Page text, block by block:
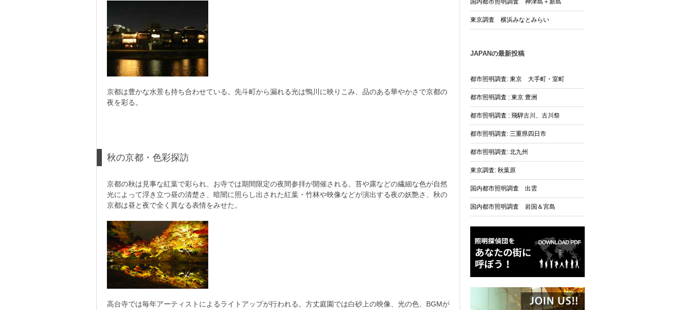
京都は豊かな水景も持ち合わせている。先斗町から漏れる光は鴨川に映りこみ、品のある華やかさで京都の
夜を彩る。
秋の京都・色彩探訪
京都の秋は見事な紅葉で彩られ、お寺では期間限定の夜間参拝が開催される。苔や露などの繊細な色が自然
光によって浮き立つ昼の清楚さ、暗闇に照らし出された紅葉・竹林や映像などが演出する夜の妖艶さ、秋の
京都は昼と夜で全く異なる表情をみせた。
高台寺では毎年アーティストによるライトアップが行われる。方丈庭園では白砂上の映像、光の色、BGMが
国内都市照明調査 神津島＋新島
東京調査 横浜みなとみらい
JAPANの最新投稿
都市照明調査: 東京 大手町・室町
都市照明調査 : 東京 豊洲
都市照明調査 : 飛騨古川、古川祭
都市照明調査: 三重県四日市
都市照明調査: 北九州
東京調査: 秋葉原
国内都市照明調査 出雲
国内都市照明調査 岩国＆宮島